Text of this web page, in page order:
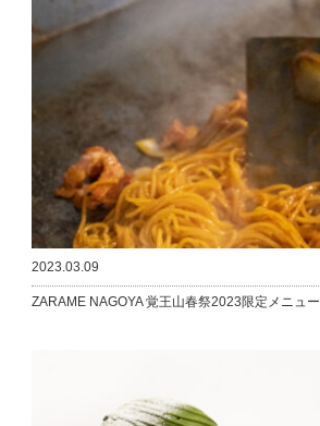
2023.03.09
ZARAME NAGOYA 覚王山春祭2023限定メニュー